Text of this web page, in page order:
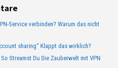
Service verbinden? Warum das nicht
sharing“ Klappt das wirklich?
Streamst Du Die Zauberwelt mit VPN